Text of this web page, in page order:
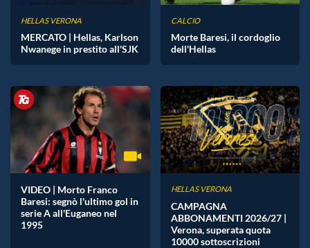
HELLAS VERONA
MERCATO | Hellas, Karlson
Nwanege in prestito all'SJK
CALCIO
Morte Baresi, il cordoglio
dell'Hellas
VIDEO | Morto Franco
Baresi: segnò l'ultimo gol in
serie A all'Euganeo nel
1995
HELLAS VERONA
CAMPAGNA
ABBONAMENTI 2026/27 |
Verona, superata quota
10000 sottoscrizioni